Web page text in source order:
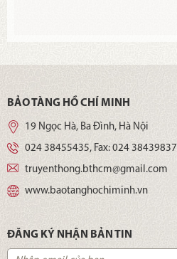
BẢO TÀNG HỒ CHÍ MINH
19 Ngọc Hà, Ba Đình, Hà Nội
024 38455435, Fax: 024 38439837
truyenthong.bthcm@gmail.com
www.baotanghochiminh.vn
ĐĂNG KÝ NHẬN BẢN TIN